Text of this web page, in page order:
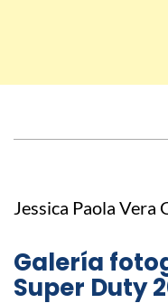
Jessica Paola Vera
Galería
Super Duty